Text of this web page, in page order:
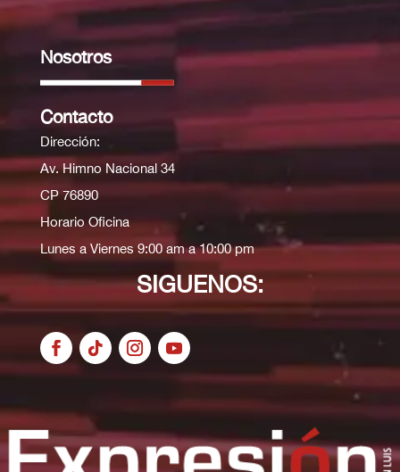
Nosotros
Contacto
Dirección:
Av. Himno Nacional 34
CP 76890
Horario Oficina
Lunes a Viernes 9:00 am a 10:00 pm
SIGUENOS: